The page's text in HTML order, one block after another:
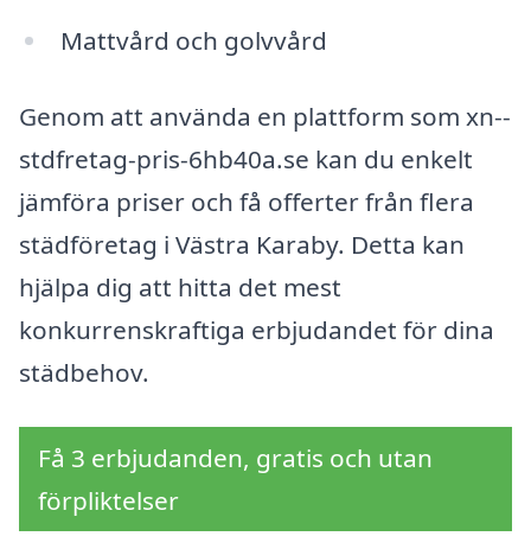
Mattvård och golvvård
Genom att använda en plattform som xn--
stdfretag-pris-6hb40a.se kan du enkelt
jämföra priser och få offerter från flera
städföretag i Västra Karaby. Detta kan
hjälpa dig att hitta det mest
konkurrenskraftiga erbjudandet för dina
städbehov.
Få 3 erbjudanden, gratis och utan
förpliktelser